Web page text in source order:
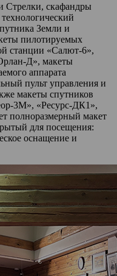
Стрелки, скафандры
Земли и
пилотируемых
станции «Салют‑6»,
макеты
аппарата
пульт управления и
макеты спутников
«Ресурс‑ДК1»,
полноразмерный макет
для посещения:
оснащение и